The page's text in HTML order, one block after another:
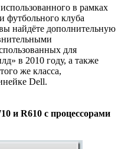
в рамках
футбольного клуба
найдёте дополнительную
для
в 2010 году, а также
же класса,
Dell.
и R610 с процессорами